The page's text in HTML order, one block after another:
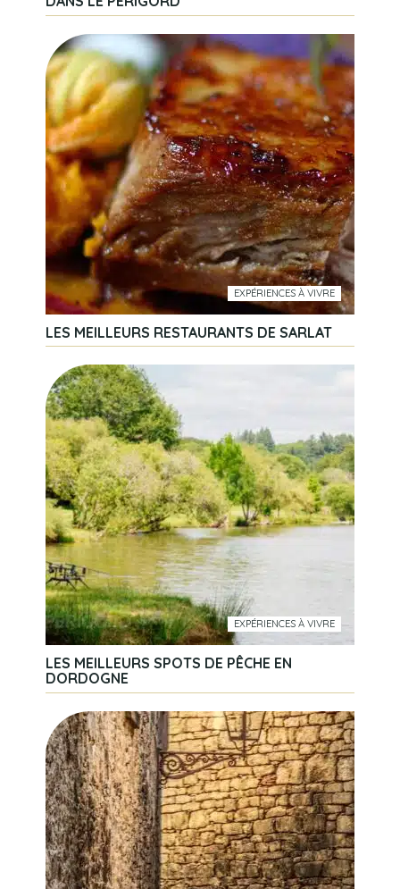
EXPÉRIENCES À VIVRE
LES MEILLEURS RESTAURANTS DE SARLAT
EXPÉRIENCES À VIVRE
LES MEILLEURS SPOTS DE PÊCHE EN
DORDOGNE